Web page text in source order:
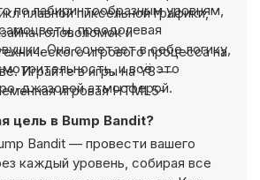
плавной пиксельной графики,
головоломок и
игрового процесса на
Играйте в игры на Y8 —
игровая HTML5-
по лабиринтообразным уровням,
преодолевая
Она сочетает в себе логику,
и всё это
джазовой атмосферой.
цель в Bump Bandit?
Bandit — провести вашего
каждый уровень, собирая все